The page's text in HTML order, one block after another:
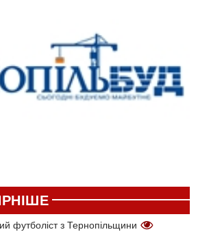
футболіст з Тернопільщини